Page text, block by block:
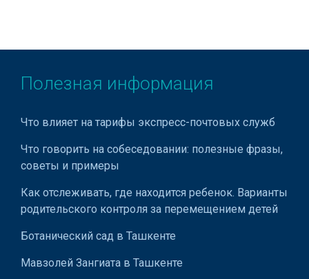
Полезная информация
Что влияет на тарифы экспресс-почтовых служб
Что говорить на собеседовании: полезные фразы,
советы и примеры
Как отслеживать, где находится ребенок. Варианты
родительского контроля за перемещением детей
Ботанический сад в Ташкенте
Мавзолей Зангиата в Ташкенте